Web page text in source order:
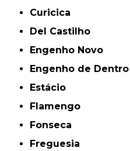
Curicica
Del Castilho
Engenho Novo
Engenho de Dentro
Estácio
Flamengo
Fonseca
Freguesia